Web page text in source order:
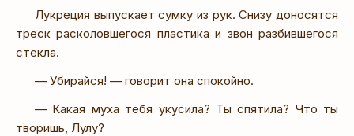
Лукреция выпускает сумку из рук. Снизу доносятся
треск расколовшегося пластика и звон разбившегося
стекла.
— Убирайся! — говорит она спокойно.
— Какая муха тебя укусила? Ты спятила? Что ты
творишь, Лулу?